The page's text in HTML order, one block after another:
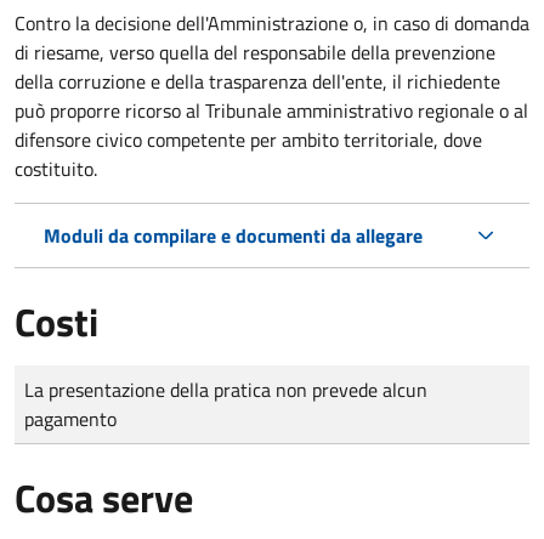
Contro la decisione dell'Amministrazione o, in caso di domanda
di riesame, verso quella del responsabile della prevenzione
della corruzione e della trasparenza dell'ente, il richiedente
può proporre ricorso al Tribunale amministrativo regionale o al
difensore civico competente per ambito territoriale, dove
costituito.
Moduli da compilare e documenti da allegare
Costi
Tipo di pagamento
Importo
La presentazione della pratica non prevede alcun
pagamento
Cosa serve